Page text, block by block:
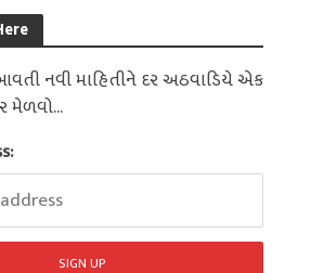
નવી માહિતીને દર અઠવાડિયે એક